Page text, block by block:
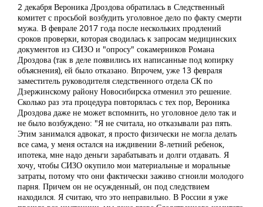
2 декабря Вероника Дроздова обратилась в Следственный
комитет с просьбой возбудить уголовное дело по факту смерти
мужа. В феврале 2017 года после нескольких продлений
сроков проверки, которая сводилась к запросам медицинских
документов из СИЗО и "опросу" сокамерников Романа
Дроздова (так в деле появились их написанные под копирку
объяснения), ей было отказано. Впрочем, уже 13 февраля
заместитель руководителя следственного отдела СК по
Дзержинскому району Новосибирска отменил это решение.
Сколько раз эта процедура повторялась с тех пор, Вероника
Дроздова даже не может вспомнить, но уголовное дело так и
не было возбуждено: "Я не считала, но отказывали раз пять.
Этим занимался адвокат, я просто физически не могла делать
все сама, у меня остался на иждивении 8-летний ребенок,
ипотека, мне надо деньги зарабатывать и долги отдавать. Я
хочу, чтобы СИЗО окупило мои материальные и моральные
затраты, потому что они фактически заживо сгноили молодого
парня. Причем он не осужденный, он под следствием
находился. Я считаю, что это неправильно. В России я уже